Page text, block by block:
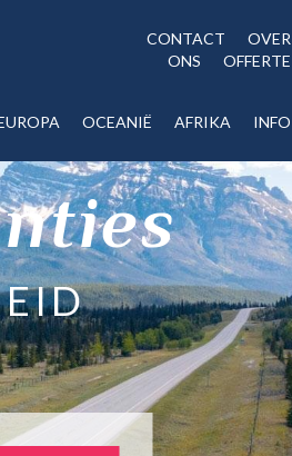
CONTACT
OVER
ONS
OFFERTE
OCEANIË AFRIKA INFO